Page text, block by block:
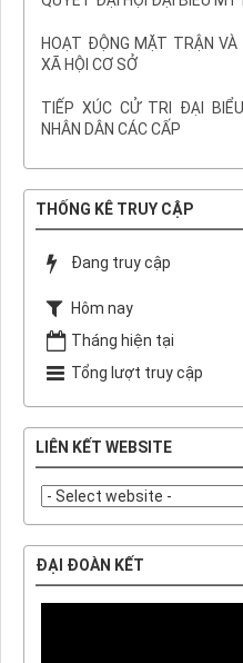
HOẠT ĐỘNG MẶT TRẬN
XÃ HỘI CƠ SỞ
TIẾP XÚC CỬ TRI ĐẠI
NHÂN DÂN CÁC CẤP
THỐNG KÊ TRUY CẬP
Đang truy cập
Hôm nay
Tháng hiện tại
Tổng lượt truy cập
LIÊN KẾT WEBSITE
ĐẠI ĐOÀN KẾT